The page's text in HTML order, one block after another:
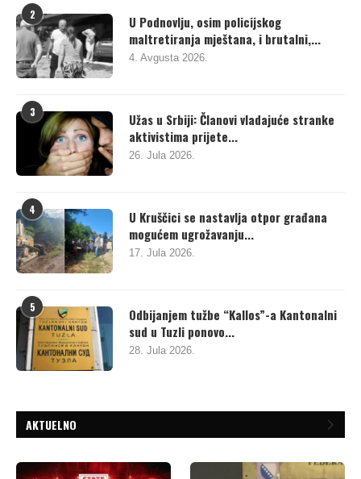
2
U Podnovlju, osim policijskog
maltretiranja mještana, i brutalni,...
4. Avgusta 2026.
3
Užas u Srbiji: Članovi vladajuće stranke
aktivistima prijete...
26. Jula 2026.
4
U Kruščici se nastavlja otpor građana
mogućem ugrožavanju...
17. Jula 2026.
5
Odbijanjem tužbe “Kallos”-a Kantonalni
sud u Tuzli ponovo...
28. Jula 2026.
AKTUELNO